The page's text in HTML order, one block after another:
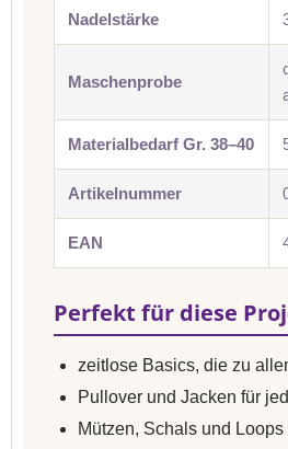
Nadelstärke
Maschenprobe
Materialbedarf Gr. 38–40
Artikelnummer
EAN
Perfekt für diese
zeitlose Basics, die zu
Pullover und Jacken für
Mützen, Schals und Loops